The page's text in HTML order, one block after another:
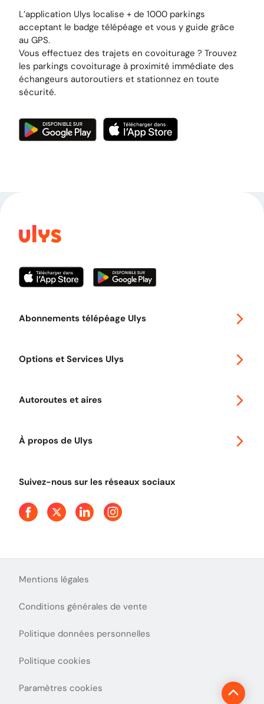
L’application Ulys localise + de 1000 parkings
acceptant le badge télépéage et vous y guide grâce
au GPS.
Vous effectuez des trajets en covoiturage ? Trouvez
les parkings covoiturage à proximité immédiate des
échangeurs autoroutiers et stationnez en toute
sécurité.
Abonnements télépéage Ulys
Options et Services Ulys
Autoroutes et aires
À propos de Ulys
Suivez-nous sur les réseaux sociaux
Mentions légales
Conditions générales de vente
Politique données personnelles
Politique cookies
Paramètres cookies